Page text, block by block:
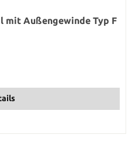
mit Außengewinde Typ F